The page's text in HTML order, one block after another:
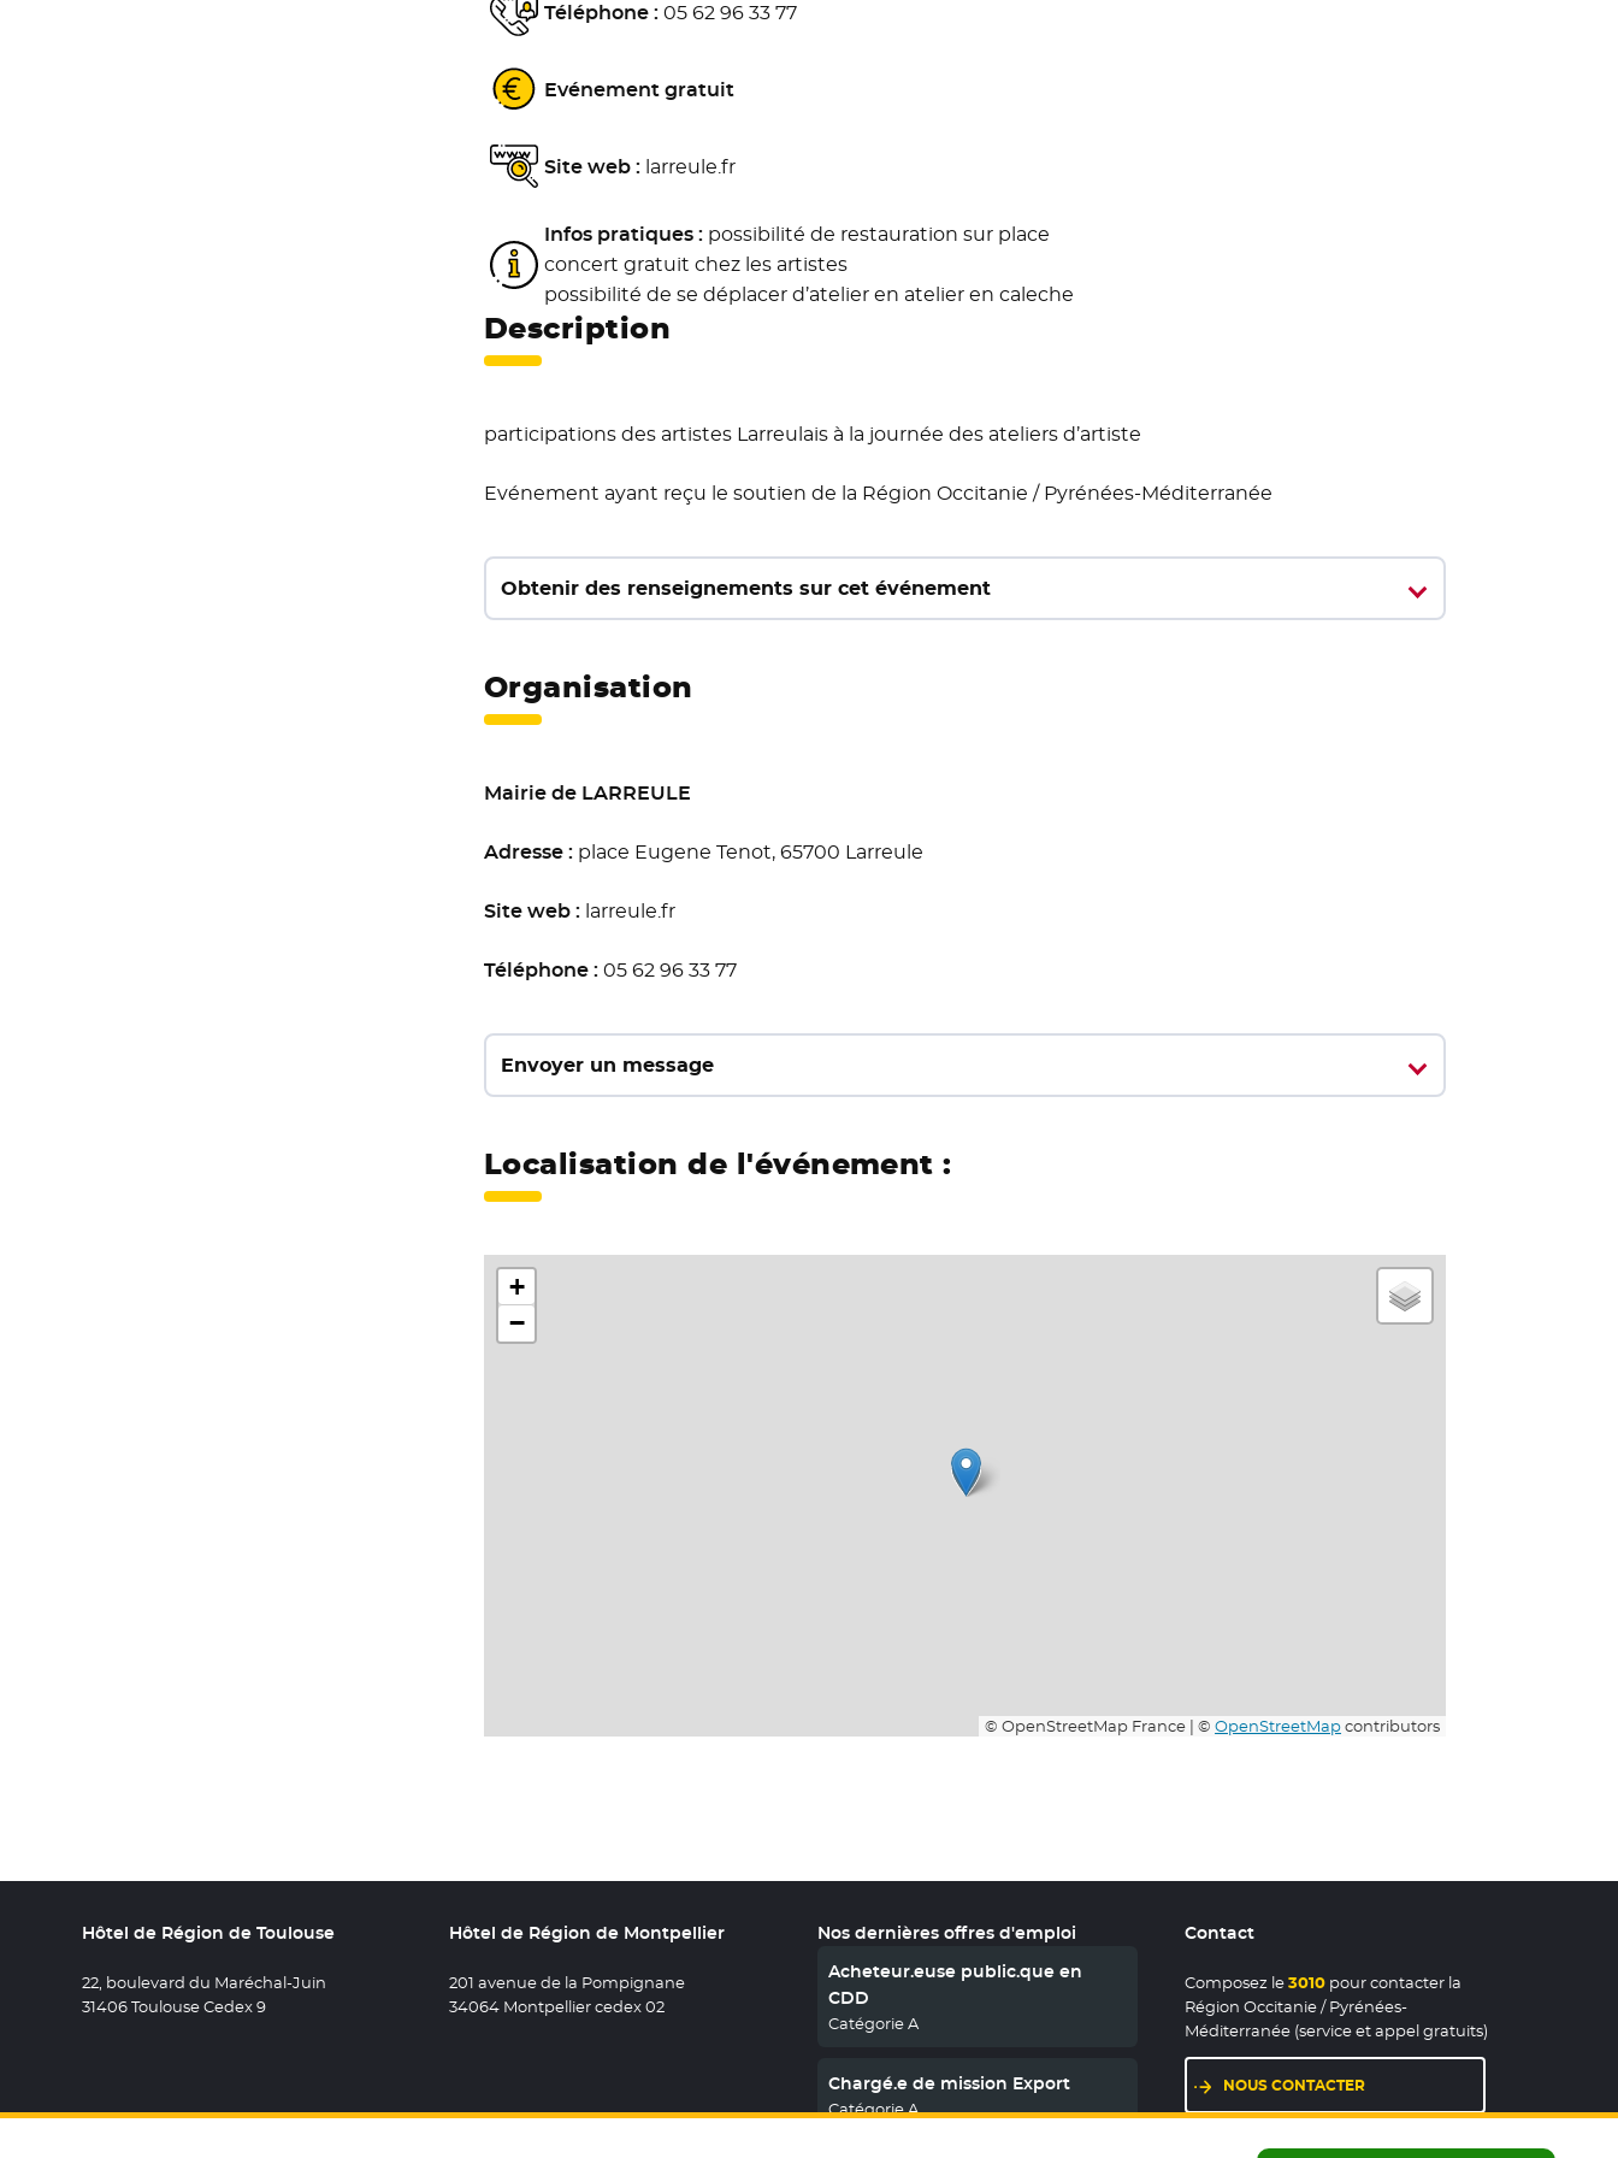
Téléphone :05 62 96 33 77
Evénement gratuit
Site web :larreule.fr
Infos pratiques :possibilité de restauration sur place
concert gratuit chez les artistes
possibilité de se déplacer d’atelier en atelier en caleche
Description
participations des artistes Larreulais à la journée des ateliers d’artiste
Evénement ayant reçu le soutien de la Région Occitanie / Pyrénées-Méditerranée
Obtenir des renseignements sur cet événement
Organisation
Mairie de LARREULE
Adresse :place Eugene Tenot, 65700 Larreule
Site web :larreule.fr
Téléphone :05 62 96 33 77
Envoyer un message
Localisation de l'événement :
+
−
© OpenStreetMap France | ©OpenStreetMap contributors
Hôtel de Région de Toulouse
22, boulevard du Maréchal-Juin
31406 Toulouse Cedex 9
Hôtel de Région de Montpellier
201 avenue de la Pompignane
34064 Montpellier cedex 02
Nos dernières offres d'emploi
Acheteur.euse public.que en
CDD
Catégorie A
Chargé.e de mission Export
Catégorie A
Contact
Composez le3010pour contacter la
Région Occitanie / Pyrénées-
Méditerranée (service et appel gratuits)
NOUS CONTACTER